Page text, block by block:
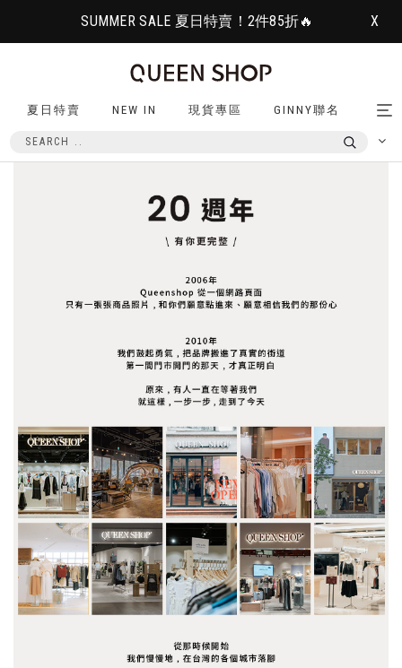
SUMMER SALE 夏日特賣！2件85折🔥 X
夏日特賣 NEW IN 現貨專區 GINNY聯名